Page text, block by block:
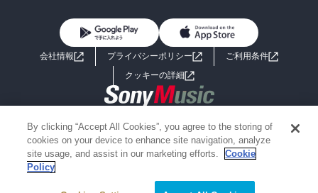
ライトノベル 男子向けラノベ
小説
海外小説
ミステリー SF
歴史・時代小説
よくあるご質問 お問い合わせ
会社情報 プライバシーポリシー
ご利用条件
クッキーの詳細
Copyright 2017 - 2026 Sony Music Entertainment(Japan) Inc.
Information on the site is for the Japan domestic market only
powered by
By clicking “Accept All Cookies”, you agree to the storing of
cookies on your device to enhance site navigation, analyze
site usage, and assist in our marketing efforts.
Cookie
Policy